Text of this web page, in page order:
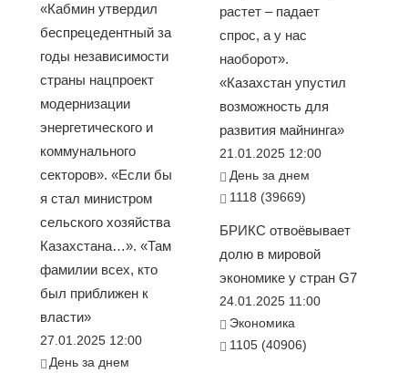
«Кабмин утвердил
беспрецедентный за
годы независимости
страны нацпроект
модернизации
энергетического и
коммунального
секторов». «Если бы
я стал министром
сельского хозяйства
Казахстана…». «Там
фамилии всех, кто
был приближен к
власти»
27.01.2025 12:00
День за днем
растет – падает
спрос, а у нас
наоборот».
«Казахстан упустил
возможность для
развития майнинга»
21.01.2025 12:00
День за днем
1118 (39669)
БРИКС отвоёвывает
долю в мировой
экономике у стран G7
24.01.2025 11:00
Экономика
1105 (40906)